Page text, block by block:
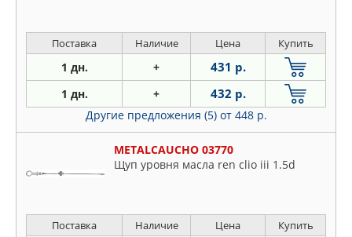
Поставка Наличие Цена Купить
1 дн. + 431 р.
1 дн. + 432 р.
Другие предложения (5) от 448 р.
METALCAUCHO 03770
Щуп уровня масла ren clio iii 1.5d
Поставка Наличие Цена Купить